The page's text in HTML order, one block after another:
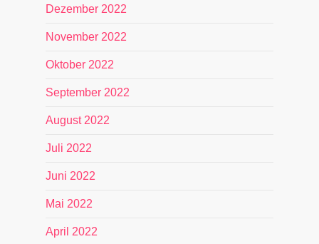
Dezember 2022
November 2022
Oktober 2022
September 2022
August 2022
Juli 2022
Juni 2022
Mai 2022
April 2022